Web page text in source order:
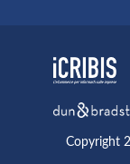
Copyright